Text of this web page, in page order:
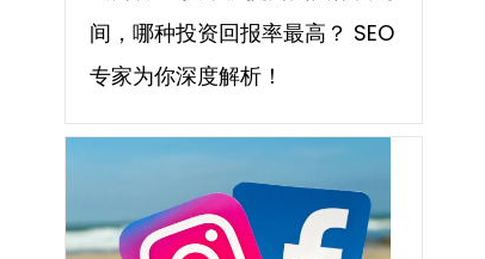
间，哪种投资回报率最高？ SEO
专家为你深度解析！